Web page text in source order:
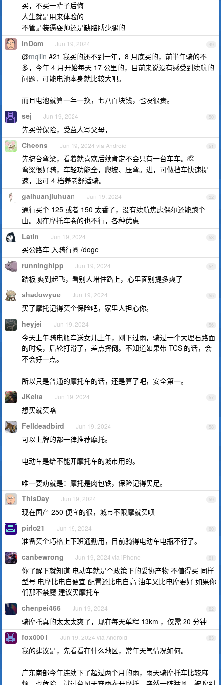
买，不买一辈子后悔
人生就是用来体验的
不管是装逼耍帅还是缺胳膊少腿的
49
InDom Jun 19, 2024
@mqllin #21 我买的还不到一年，8 月底买的，前半年骑的不
多，今年 4 月开始每天 17 公里的，目前来说没有感受到续航的
问题，可能电池本身就比较大吧。
而且电池就算一年一换，七八百块钱，也没很贵。
50
sej Jun 19, 2024
先买份保险，受益人写父母，
51
Cheons Jun 19, 2024 via Android
先搞台弯梁，看着就喜欢后续肯定不会只有一台车车。🫡
弯梁很好骑，车轻功能全，爬坡、压弯。进，可做挡车快速提
速，退可 4 档养老舒适骑。
52
gaihuanjiuhuan Jun 19, 2024
通行买个 125 或者 150 太香了，没有续航焦虑偶尔还能跑个
山。现在摩托车卷的也不行，各种优惠
53
Latin Jun 19, 2024
买公路车 入骑行圈 /doge
54
runninghipp Jun 19, 2024
踏板 爽到起飞，看别人堵住路上，心里面别提多爽了
55
shadowyue Jun 19, 2024
买了摩托记得买个保险吧，家里人担心你。
56
heyjei Jun 19, 2024
今天上午骑电瓶车送女儿上午，刚下过雨，骑过一个大理石路面
的时候，后轮打滑了，差点摔倒。不知道如果带 TCS 的话，会
不会好一点。
所以只是普通的摩托车的话，还是算了吧，安全第一。
57
JKeita Jun 19, 2024
想买就买咯
58
Felldeadbird Jun 19, 2024
可以上牌的都一律推荐摩托。
电动车是给不能开摩托车的城市用的。
唯一要劝就是：摩托是肉包铁，保险记得买足。
59
ThisDay Jun 19, 2024
现在国产 250 便宜的很，城市不限摩就买呗
60
pirlo21 Jun 19, 2024
准备买个巧格上下班通勤用，目前骑得电动车电瓶不行了。
61
canbewrong Jun 19, 2024 via iPhone
你了解下就知道 电动车就是个政策下的妥协产物 不值得买 同样
型号 电摩比电自便宜 配置还比电自高 油车又比电摩要好 如果你
们那不禁魔 建议买摩托车
62
chenpei466 Jun 19, 2024
骑摩托真的太太太爽了，现在每天单程 13km ，仅需 20 分钟
63
fox0001 Jun 19, 2024 via Android
我的建议是，先看看在什么地区，常年天气情况如何。
广东南部今年连续下了超过两个月的雨，雨天骑摩托车比较麻
烦，也危险。试过台风天穿雨衣开摩托，突然一阵猛风，被吹到